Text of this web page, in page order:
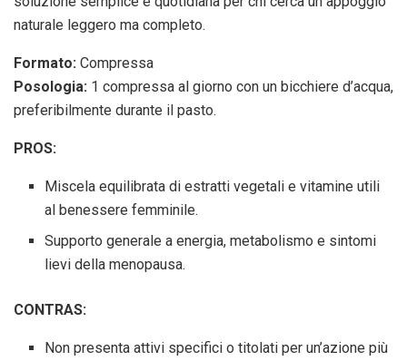
naturale leggero ma completo.
Formato: Compressa
Posologia: 1 compressa al giorno con un bicchiere d’acqua,
preferibilmente durante il pasto.
PROS:
Miscela equilibrata di estratti vegetali e vitamine utili
al benessere femminile.
Supporto generale a energia, metabolismo e sintomi
lievi della menopausa.
CONTRAS:
Non presenta attivi specifici o titolati per un’azione più